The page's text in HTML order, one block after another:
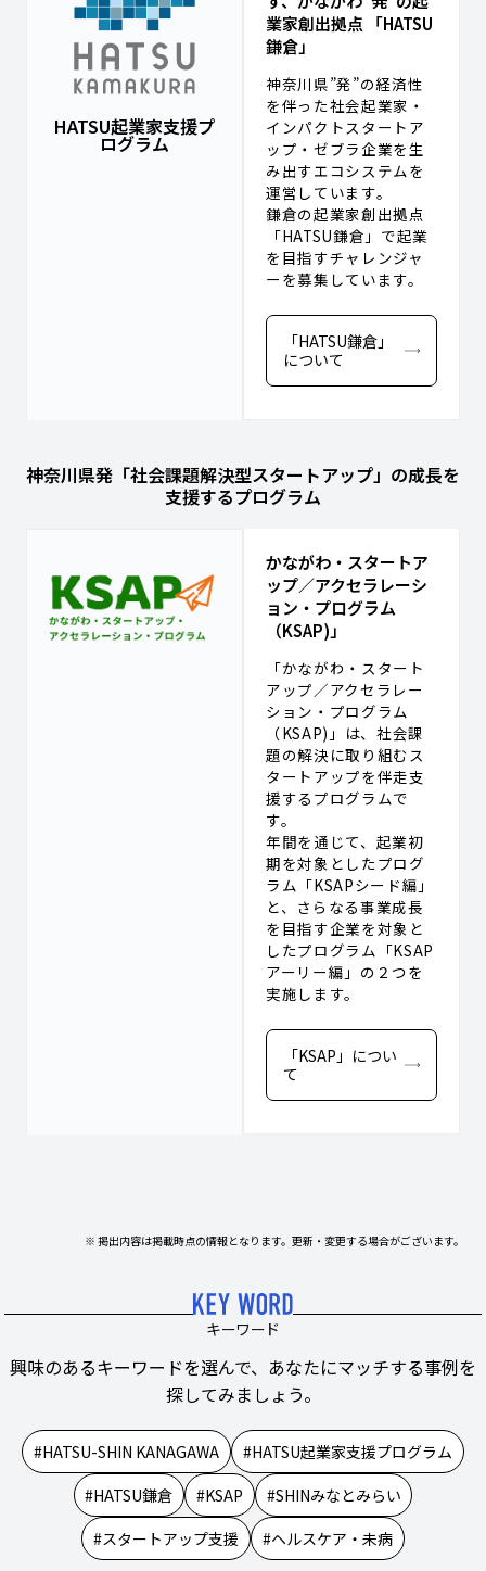
HATSU起業家支援プ
ログラム
業家創出拠点 「HATSU
鎌倉」
神奈川県”発”の経済性
を伴った社会起業家・
インパクトスタートア
ップ・ゼブラ企業を生
み出すエコシステムを
運営しています。
鎌倉の起業家創出拠点
「HATSU鎌倉」で起業
を目指すチャレンジャ
ーを募集しています。
「HATSU鎌倉」
について
神奈川県発「社会課題解決型スタートアップ」の成長を
支援するプログラム​
かながわ・スタートア
ップ／アクセラレーシ
ョン・プログラム
（KSAP)」
「かながわ・スタート
アップ／アクセラレー
ション・プログラム
（KSAP)」は、社会課
題の解決に取り組むス
タートアップを伴走支
援するプログラムで
す。
年間を通じて、起業初
期を対象としたプログ
ラム「KSAPシード編」
と、さらなる事業成長
を目指す企業を対象と
したプログラム「KSAP
アーリー編」の２つを
実施します。
「KSAP」につい
て
※ 掲出内容は掲載時点の情報となります。更新・変更する場合がございます。
キーワード
興味のあるキーワードを選んで、あなたにマッチする事例を
探してみましょう。
HATSU-SHIN KANAGAWA
HATSU起業家支援プログラム
HATSU鎌倉
KSAP
SHINみなとみらい
スタートアップ支援
ヘルスケア・未病